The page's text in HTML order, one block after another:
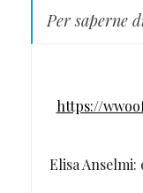
Per saperne
https://
Elisa Anselmi: